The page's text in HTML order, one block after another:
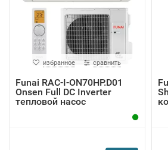
избранное сравнить
Funai RAC-I-ON70HP.D01
Onsen Full DC Inverter
тепловой насос